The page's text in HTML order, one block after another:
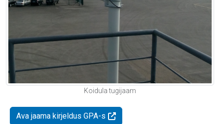
Koidula tugijaam
Ava jaama kirjeldus GPA-s